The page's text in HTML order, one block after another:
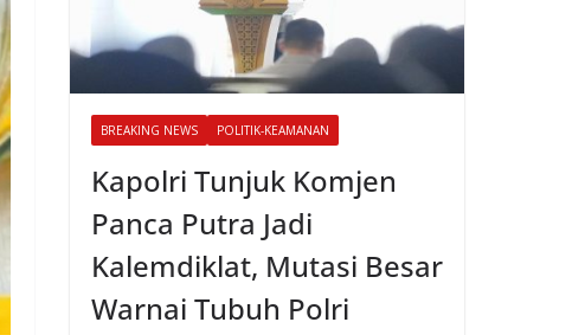
BREAKING NEWS POLITIK-KEAMANAN
Kapolri Tunjuk Komjen
Panca Putra Jadi
Kalemdiklat, Mutasi Besar
Warnai Tubuh Polri